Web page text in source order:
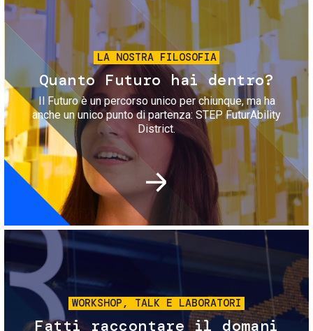
LA NOSTRA FILOSOFIA
Quanto Futuro hai dentro?
Il Futuro è un percorso unico per chiunque, ma ha
anche un unico punto di partenza: STEP FuturAbility
District.
Immagine
WORKSHOP, TALK E LABORATORI
Fatti raccontare il domani